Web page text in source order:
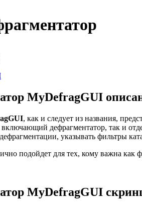
MyDefragGUI
, как и следует из названия,
дефрагментатор, так и
указывать фильтры
подойдет для тех, кому важна как
MyDefragGUI